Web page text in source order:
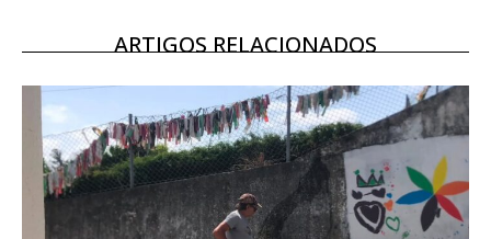
ARTIGOS RELACIONADOS